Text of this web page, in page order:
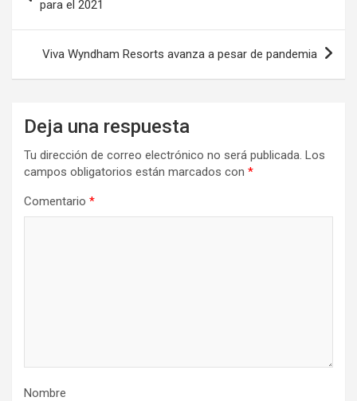
entradas
para el 2021
Viva Wyndham Resorts avanza a pesar de pandemia
Deja una respuesta
Tu dirección de correo electrónico no será publicada. Los
campos obligatorios están marcados con *
Comentario *
Nombre